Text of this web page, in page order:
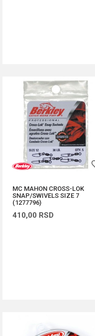
MC MAHON CROSS-LOK
SNAP/SWIVELS SIZE 7
(1277796)
410,00 RSD